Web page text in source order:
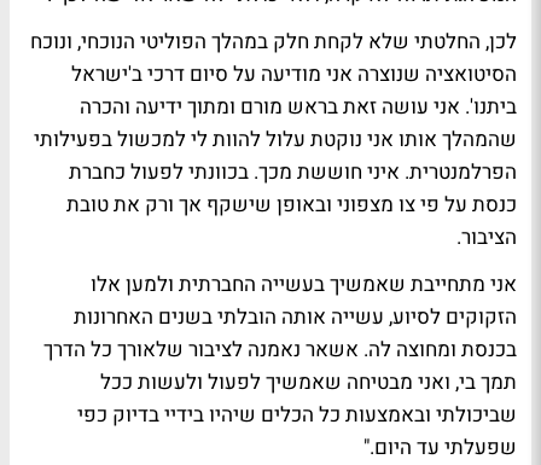
לכן, החלטתי שלא לקחת חלק במהלך הפוליטי הנוכחי, ונוכח
הסיטואציה שנוצרה אני מודיעה על סיום דרכי ב'ישראל
ביתנו'. אני עושה זאת בראש מורם ומתוך ידיעה והכרה
שהמהלך אותו אני נוקטת עלול להוות לי למכשול בפעילותי
הפרלמנטרית. איני חוששת מכך. בכוונתי לפעול כחברת
כנסת על פי צו מצפוני ובאופן שישקף אך ורק את טובת
הציבור.
אני מתחייבת שאמשיך בעשייה החברתית ולמען אלו
הזקוקים לסיוע, עשייה אותה הובלתי בשנים האחרונות
בכנסת ומחוצה לה. אשאר נאמנה לציבור שלאורך כל הדרך
תמך בי, ואני מבטיחה שאמשיך לפעול ולעשות ככל
שביכולתי ובאמצעות כל הכלים שיהיו בידיי בדיוק כפי
שפעלתי עד היום."